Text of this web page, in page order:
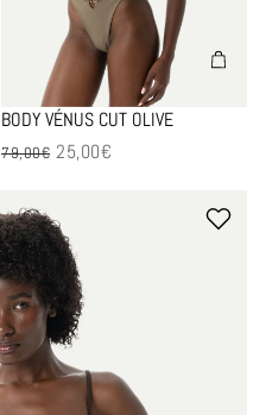
BODY VÉNUS CUT OLIVE
25,00€
Prix en solde
79,00€